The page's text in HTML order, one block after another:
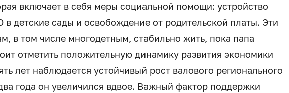
включает в себя меры социальной помощи: устройство
в детские сады и освобождение от родительской платы. Эти
в том числе многодетным, стабильно жить, пока папа
отметить положительную динамику развития экономики
лет наблюдается устойчивый рост валового регионального
года он увеличился вдвое. Важный фактор поддержки